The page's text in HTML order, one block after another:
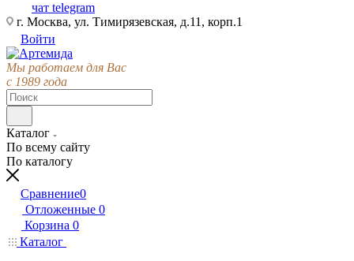
чат telegram
г. Москва, ул. Тимирязевская, д.11, корп.1
Войти
Мы работаем для Вас
с 1989 года
Каталог
По всему сайту
По каталогу
Сравнение0
Отложенные 0
Корзина 0
Каталог